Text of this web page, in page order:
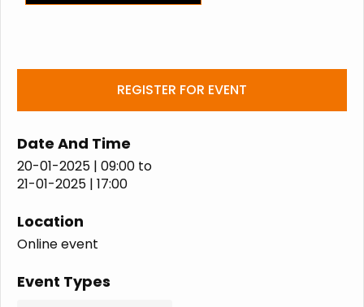
REGISTER FOR EVENT
Date And Time
20-01-2025 | 09:00 to
21-01-2025 | 17:00
Location
Online event
Event Types